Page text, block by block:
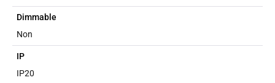
Dimmable
Non
IP
IP20